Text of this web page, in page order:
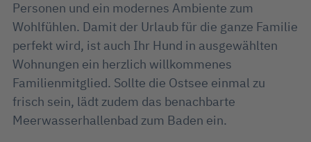
Personen und ein modernes Ambiente zum
Wohlfühlen. Damit der Urlaub für die ganze Familie
perfekt wird, ist auch Ihr Hund in ausgewählten
Wohnungen ein herzlich willkommenes
Familienmitglied. Sollte die Ostsee einmal zu
frisch sein, lädt zudem das benachbarte
Meerwasserhallenbad zum Baden ein.